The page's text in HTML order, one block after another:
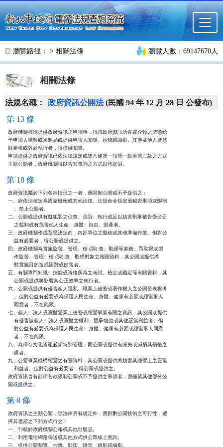
跳至主要內容
瀏覽路徑： > 相關法條 瀏覽人數：69147670人
相關法條
法規名稱： 政府資訊公開法(民國 94 年 12 月 28 日 公發布)
第 13 條
政府機關核准提供政府資訊之申請時，得按政府資訊所在媒介物之型態給
予申請人重製或複製品或提供申請人閱覽、抄錄或攝影。其涉及他人智慧
財產權或難於執行者，得僅供閱覽。
申請提供之政府資訊已依法律規定或第八條第一項第一款至第三款之方式
主動公開者，政府機關得以告知查詢之方式以代提供。
第 18 條
政府資訊屬於下列各款情形之一者，應限制公開或不予提供之：
一、經依法核定為國家機密或其他法律、法規命令規定應秘密事項或限制
    、禁止公開者。
二、公開或提供有礙犯罪之偵查、追訴、執行或足以妨害刑事被告受公正
    之裁判或有危害他人生命、身體、自由、財產者。
三、政府機關作成意思決定前，內部單位之擬稿或其他準備作業。但對公
    益有必要者，得公開或提供之。
四、政府機關為實施監督、管理、檢 (調) 查、取締等業務，而取得或製
    作監督、管理、檢 (調) 查、取締對象之相關資料，其公開或提供將
    對實施目的造成困難或妨害者。
五、有關專門知識、技能或資格所為之考試、檢定或鑑定等有關資料，其
    公開或提供將影響其公正效率之執行者。
六、公開或提供有侵害個人隱私、職業上秘密或著作權人之公開發表權者
    。但對公益有必要或為保護人民生命、身體、健康有必要或經當事人
    同意者，不在此限。
七、個人、法人或團體營業上秘密或經營事業有關之資訊，其公開或提供
    有侵害該個人、法人或團體之權利、競爭地位或其他正當利益者。但
    對公益有必要或為保護人民生命、身體、健康有必要或經當事人同意
    者，不在此限。
八、為保存文化資產必須特別管理，而公開或提供有滅失或減損其價值之
    虞者。
九、公營事業機構經營之有關資料，其公開或提供將妨害其經營上之正當
    利益者。但對公益有必要者，得公開或提供之。
政府資訊含有前項各款限制公開或不予提供之事項者，應僅就其他部分公
開或提供之。
第 8 條
政府資訊之主動公開，除法律另有規定外，應斟酌公開技術之可行性，選
擇其適當之下列方式行之：
一、刊載於政府機關公報或其他出版品。
二、利用電信網路傳送或其他方式供公眾線上查詢。
三、提供公開閱覽、抄錄、影印、錄音、錄影或攝影。